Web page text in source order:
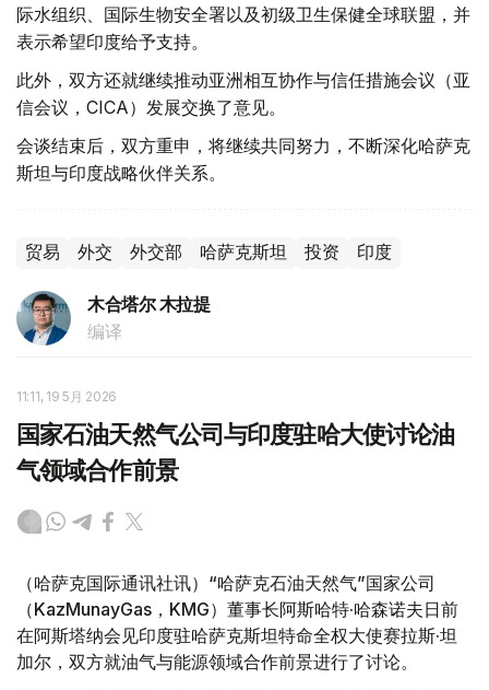
际水组织、国际生物安全署以及初级卫生保健全球联盟，并
表示希望印度给予支持。
此外，双方还就继续推动亚洲相互协作与信任措施会议（亚
信会议，CICA）发展交换了意见。
会谈结束后，双方重申，将继续共同努力，不断深化哈萨克
斯坦与印度战略伙伴关系。
贸易 外交 外交部 哈萨克斯坦 投资 印度
木合塔尔 木拉提
编译
11:11, 19 5月 2026
国家石油天然气公司与印度驻哈大使讨论油
气领域合作前景
（哈萨克国际通讯社讯）“哈萨克石油天然气”国家公司
（KazMunayGas，KMG）董事长阿斯哈特·哈森诺夫日前
在阿斯塔纳会见印度驻哈萨克斯坦特命全权大使赛拉斯·坦
加尔，双方就油气与能源领域合作前景进行了讨论。